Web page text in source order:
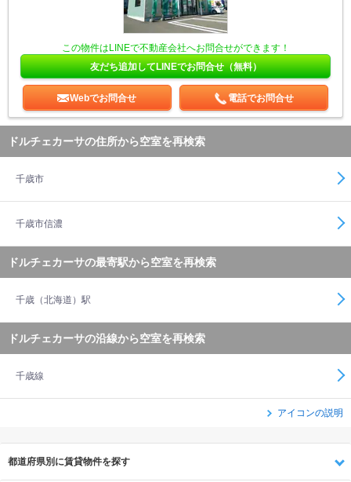
この物件はLINEで不動産会社へお問合せができます！
友だち追加してLINEでお問合せ（無料）
Webでお問合せ 電話でお問合せ
ドルチェカーサの住所から空室を再検索
千歳市
千歳市信濃
ドルチェカーサの最寄駅から空室を再検索
千歳（北海道）駅
ドルチェカーサの沿線から空室を再検索
千歳線
アイコンの説明
都道府県別に賃貸物件を探す